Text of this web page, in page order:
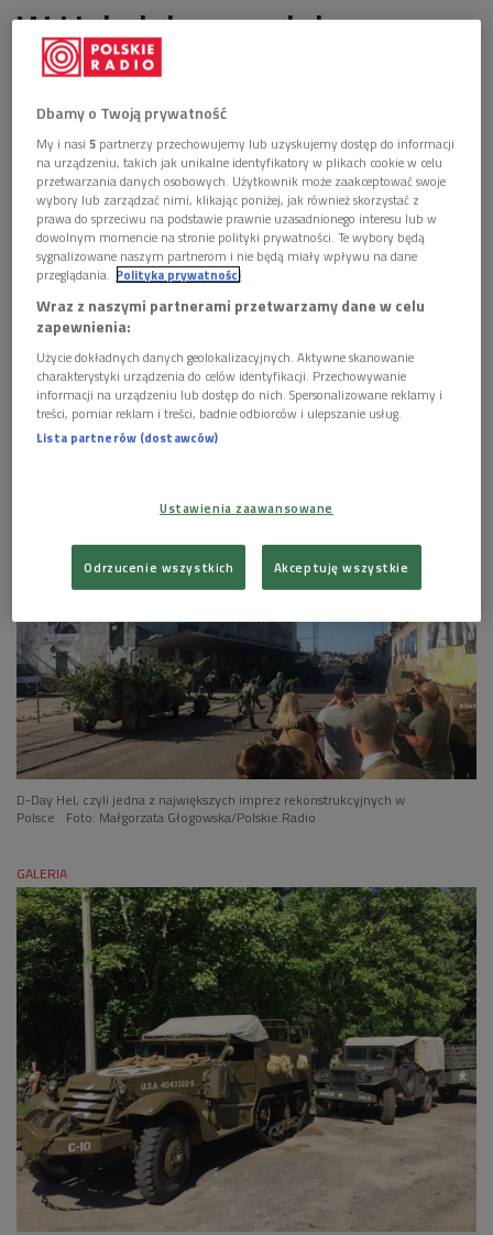
W Helu jak na wojnie
ostatnia aktualizacja:
23.08.2018 14:55
Do 26 sierpnia w Helu trwa jedna z największych
imprez rekonstrukcyjnych w Polsce. Chodzi o D-Day
Hel, czyli odtworzenie na helskiej plaży lądowania
Aliantów w Normandii.
AUDIO 1 plik
 09'38 
Małgorzata Głogowska oprowadza po Helu (Lato z
D-Day Hel, czyli jedna z największych imprez rekonstrukcyjnych w
Polsce
Foto: Małgorzata Głogowska/Polskie Radio
GALERIA
Dbamy o Twoją prywatność
My i nasi5 partnerzy przechowujemy lub uzyskujemy dostęp do informacji
na urządzeniu, takich jak unikalne identyfikatory w plikach cookie w celu
przetwarzania danych osobowych. Użytkownik może zaakceptować swoje
wybory lub zarządzać nimi, klikając poniżej, jak również skorzystać z
prawa do sprzeciwu na podstawie prawnie uzasadnionego interesu lub w
dowolnym momencie na stronie polityki prywatności. Te wybory będą
sygnalizowane naszym partnerom i nie będą miały wpływu na dane
przeglądania. Polityka prywatności
Wraz z naszymi partnerami przetwarzamy dane w celu
zapewnienia:
Użycie dokładnych danych geolokalizacyjnych. Aktywne skanowanie
charakterystyki urządzenia do celów identyfikacji. Przechowywanie
informacji na urządzeniu lub dostęp do nich. Spersonalizowane reklamy i
treści, pomiar reklam i treści, badnie odbiorców i ulepszanie usług.
Lista partnerów (dostawców)
Ustawienia zaawansowane
Odrzucenie wszystkich Akceptuję wszystkie